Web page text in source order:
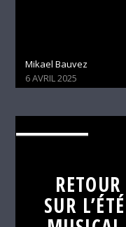
Mikael Bauvez
6 AVRIL 2025
RETOUR
SUR L’ÉTÉ